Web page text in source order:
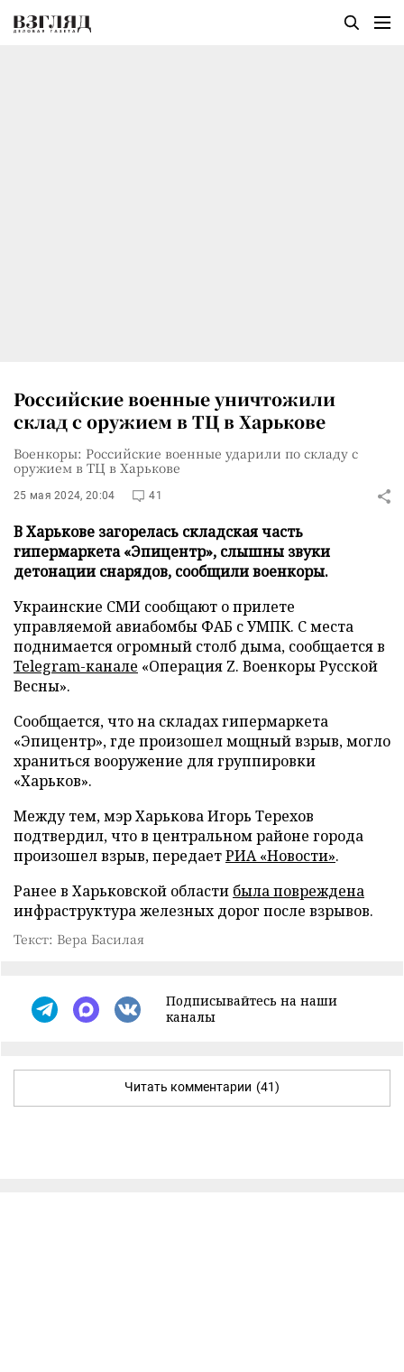
Российские военные уничтожили
склад с оружием в ТЦ в Харькове
Военкоры: Российские военные ударили по складу с
оружием в ТЦ в Харькове
25 мая 2024, 20:04 41
В Харькове загорелась складская часть
гипермаркета «Эпицентр», слышны звуки
детонации снарядов, сообщили военкоры.
Украинские СМИ сообщают о прилете
управляемой авиабомбы ФАБ с УМПК. С места
поднимается огромный столб дыма, сообщается в
Telegram-канале «Операция Z. Военкоры Русской
Весны».
Сообщается, что на складах гипермаркета
«Эпицентр», где произошел мощный взрыв, могло
храниться вооружение для группировки
«Харьков».
Между тем, мэр Харькова Игорь Терехов
подтвердил, что в центральном районе города
произошел взрыв, передаетРИА «Новости».
Ранее в Харьковской области была повреждена
инфраструктура железных дорог после взрывов.
Текст: Вера Басилая
Подписывайтесь на наши
каналы
Читать комментарии (41)